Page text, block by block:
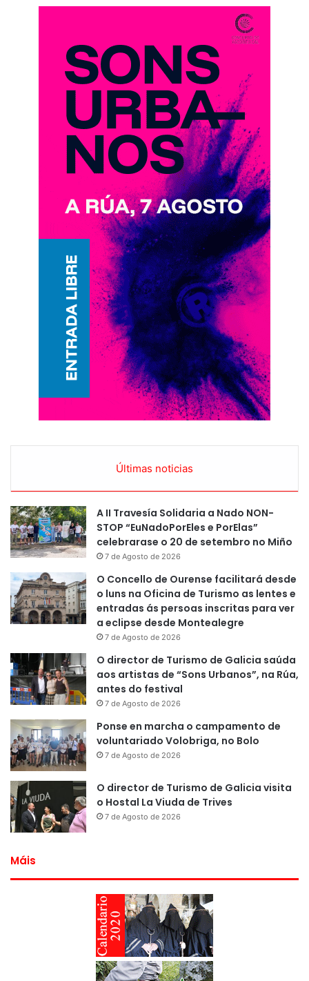
Últimas noticias
A II Travesía Solidaria a Nado NON-
STOP “EuNadoPorEles e PorElas”
celebrarase o 20 de setembro no Miño
7 de Agosto de 2026
O Concello de Ourense facilitará desde
o luns na Oficina de Turismo as lentes e
entradas ás persoas inscritas para ver
a eclipse desde Montealegre
7 de Agosto de 2026
O director de Turismo de Galicia saúda
aos artistas de “Sons Urbanos”, na Rúa,
antes do festival
7 de Agosto de 2026
Ponse en marcha o campamento de
voluntariado Volobriga, no Bolo
7 de Agosto de 2026
O director de Turismo de Galicia visita
o Hostal La Viuda de Trives
7 de Agosto de 2026
Máis